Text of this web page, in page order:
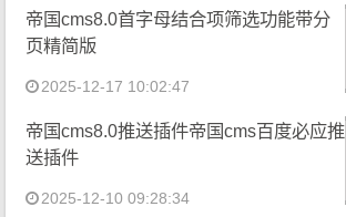
帝国cms8.0首字母结合项筛选功能带分
页精简版
2025-12-17 10:02:47
帝国cms8.0推送插件帝国cms百度必应推
送插件
2025-12-10 09:28:34